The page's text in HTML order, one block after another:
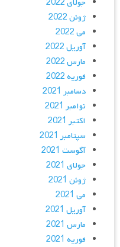
ژوئن 2022
می 2022
آوریل 2022
مارس 2022
فوریه 2022
دسامبر 2021
نوامبر 2021
اکتبر 2021
سپتامبر 2021
آگوست 2021
جولای 2021
ژوئن 2021
می 2021
آوریل 2021
مارس 2021
فوریه 2021